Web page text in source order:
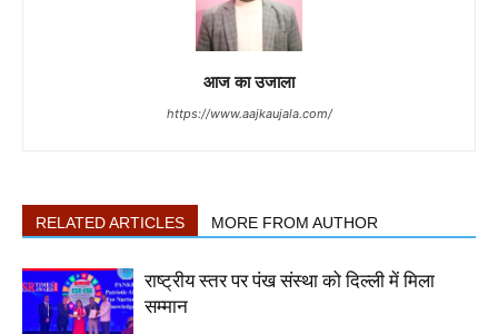
आज का उजाला
https://www.aajkaujala.com/
RELATED ARTICLES MORE FROM AUTHOR
राष्ट्रीय स्तर पर पंख संस्था को दिल्ली में मिला
सम्मान